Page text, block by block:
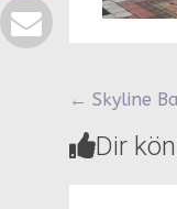
← Skyline
Dir